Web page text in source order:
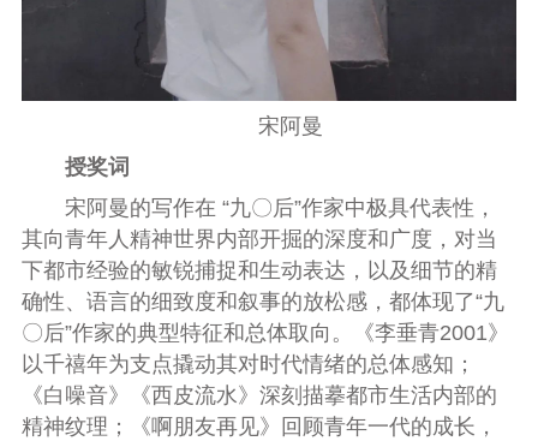
宋阿曼
授奖词
宋阿曼的写作在 “九〇后”作家中极具代表性，
其向青年人精神世界内部开掘的深度和广度，对当
下都市经验的敏锐捕捉和生动表达，以及细节的精
确性、语言的细致度和叙事的放松感，都体现了“九
〇后”作家的典型特征和总体取向。《李垂青2001》
以千禧年为支点撬动其对时代情绪的总体感知；
《白噪音》《西皮流水》深刻描摹都市生活内部的
精神纹理；《啊朋友再见》回顾青年一代的成长，